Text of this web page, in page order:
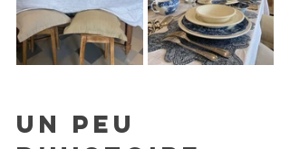
UN PEU